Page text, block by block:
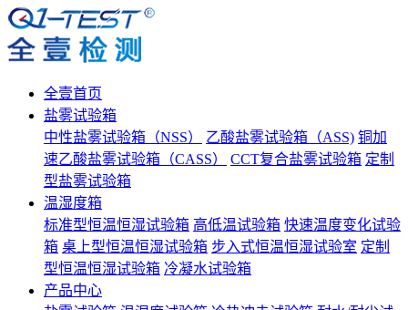
全壹首页
盐雾试验箱
中性盐雾试验箱（NSS）
乙酸盐雾试验箱（ASS) 铜加
速乙酸盐雾试验箱（CASS）
CCT复合盐雾试验箱 定制
型盐雾试验箱
温湿度箱
标准型恒温恒湿试验箱 高低温试验箱 快速温度变化试验
箱 桌上型恒温恒湿试验箱 步入式恒温恒湿试验室 定制
型恒温恒湿试验箱 冷凝水试验箱
产品中心